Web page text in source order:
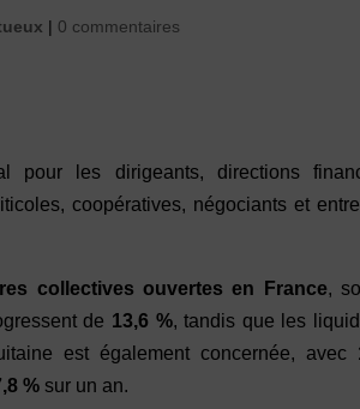
| 0 commentaires
pour les dirigeants, directions
coopératives, négociants et
collectives ouvertes en France,
de 13,6 %, tandis que les
est également concernée, avec
% sur un an.